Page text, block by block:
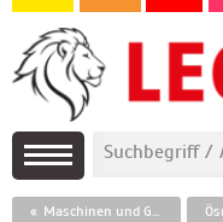
Maschinen und Geräte zur Druckweiterverarbeitung